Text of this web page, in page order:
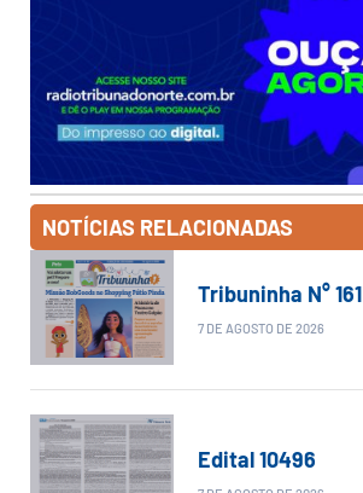
NOTÍCIAS RELACIONADAS
Tribuninha N° 161
7 DE AGOSTO DE 2026
Edital 10496